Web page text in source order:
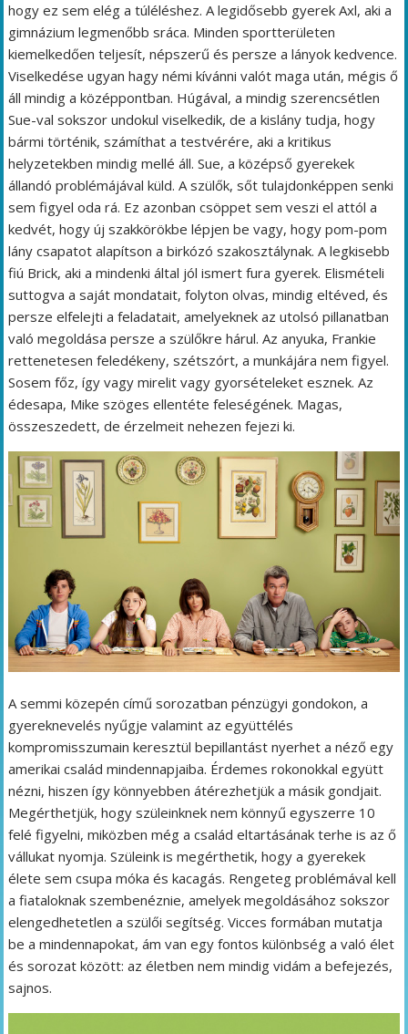
hogy ez sem elég a túléléshez. A legidősebb gyerek Axl, aki a
gimnázium legmenőbb sráca. Minden sportterületen
kiemelkedően teljesít, népszerű és persze a lányok kedvence.
Viselkedése ugyan hagy némi kívánni valót maga után, mégis ő
áll mindig a középpontban. Húgával, a mindig szerencsétlen
Sue-val sokszor undokul viselkedik, de a kislány tudja, hogy
bármi történik, számíthat a testvérére, aki a kritikus
helyzetekben mindig mellé áll. Sue, a középső gyerekek
állandó problémájával küld. A szülők, sőt tulajdonképpen senki
sem figyel oda rá. Ez azonban csöppet sem veszi el attól a
kedvét, hogy új szakkörökbe lépjen be vagy, hogy pom-pom
lány csapatot alapítson a birkózó szakosztálynak. A legkisebb
fiú Brick, aki a mindenki által jól ismert fura gyerek. Elismételi
suttogva a saját mondatait, folyton olvas, mindig eltéved, és
persze elfelejti a feladatait, amelyeknek az utolsó pillanatban
való megoldása persze a szülőkre hárul. Az anyuka, Frankie
rettenetesen feledékeny, szétszórt, a munkájára nem figyel.
Sosem főz, így vagy mirelit vagy gyorsételeket esznek. Az
édesapa, Mike szöges ellentéte feleségének. Magas,
összeszedett, de érzelmeit nehezen fejezi ki.
A semmi közepén című sorozatban pénzügyi gondokon, a
gyereknevelés nyűgje valamint az együttélés
kompromisszumain keresztül bepillantást nyerhet a néző egy
amerikai család mindennapjaiba. Érdemes rokonokkal együtt
nézni, hiszen így könnyebben átérezhetjük a másik gondjait.
Megérthetjük, hogy szüleinknek nem könnyű egyszerre 10
felé figyelni, miközben még a család eltartásának terhe is az ő
vállukat nyomja. Szüleink is megérthetik, hogy a gyerekek
élete sem csupa móka és kacagás. Rengeteg problémával kell
a fiataloknak szembenéznie, amelyek megoldásához sokszor
elengedhetetlen a szülői segítség. Vicces formában mutatja
be a mindennapokat, ám van egy fontos különbség a való élet
és sorozat között: az életben nem mindig vidám a befejezés,
sajnos.